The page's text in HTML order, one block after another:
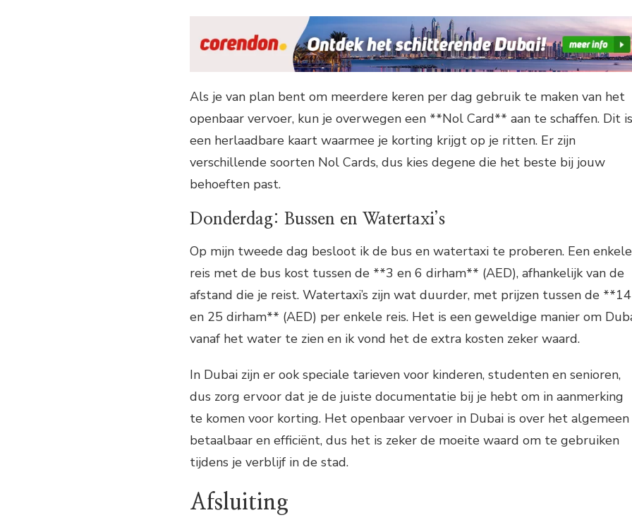
Als je van plan bent om meerdere keren per dag gebruik te maken van het
openbaar vervoer, kun je overwegen een **Nol Card** aan te schaffen. Dit is
een herlaadbare kaart waarmee je korting krijgt op je ritten. Er zijn
verschillende soorten Nol Cards, dus kies degene die het beste bij jouw
behoeften past.
Donderdag: Bussen en Watertaxi’s
Op mijn tweede dag besloot ik de bus en watertaxi te proberen. Een enkele
reis met de bus kost tussen de **3 en 6 dirham** (AED), afhankelijk van de
afstand die je reist. Watertaxi’s zijn wat duurder, met prijzen tussen de **14
en 25 dirham** (AED) per enkele reis. Het is een geweldige manier om
vanaf het water te zien en ik vond het de extra kosten zeker waard.
In Dubai zijn er ook speciale tarieven voor kinderen, studenten en senioren,
dus zorg ervoor dat je de juiste documentatie bij je hebt om in aanmerking
te komen voor korting. Het openbaar vervoer in Dubai is over het algemeen
betaalbaar en efficiënt, dus het is zeker de moeite waard om te gebruiken
tijdens je verblijf in de stad.
Afsluiting